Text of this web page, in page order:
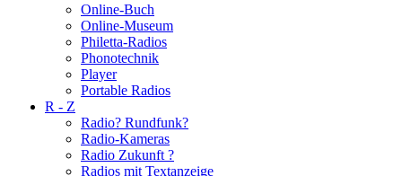
Online-Buch
Online-Museum
Philetta-Radios
Phonotechnik
Player
Portable Radios
R - Z
Radio? Rundfunk?
Radio-Kameras
Radio Zukunft ?
Radios mit Textanzeige